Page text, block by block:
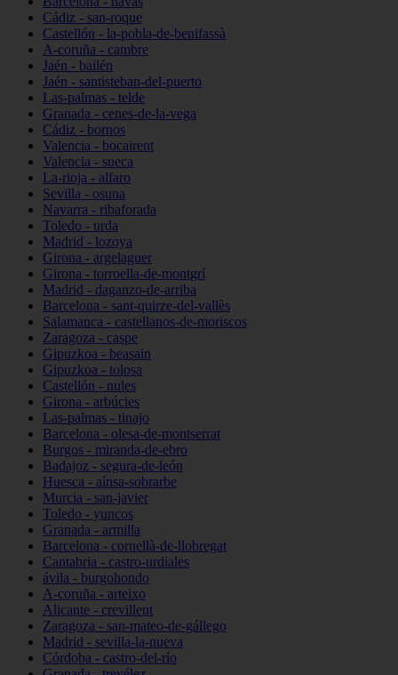
Cádiz - san-roque
Castellón - la-pobla-de-benifassà
A-coruña - cambre
Jaén - bailén
Jaén - santisteban-del-puerto
Las-palmas - telde
Granada - cenes-de-la-vega
Cádiz - bornos
Valencia - bocairent
Valencia - sueca
La-rioja - alfaro
Sevilla - osuna
Navarra - ribaforada
Toledo - urda
Madrid - lozoya
Girona - argelaguer
Girona - torroella-de-montgrí
Madrid - daganzo-de-arriba
Barcelona - sant-quirze-del-vallès
Salamanca - castellanos-de-moriscos
Zaragoza - caspe
Gipuzkoa - beasain
Gipuzkoa - tolosa
Castellón - nules
Girona - arbúcies
Las-palmas - tinajo
Barcelona - olesa-de-montserrat
Burgos - miranda-de-ebro
Badajoz - segura-de-león
Huesca - aínsa-sobrarbe
Murcia - san-javier
Toledo - yuncos
Granada - armilla
Barcelona - cornellà-de-llobregat
Cantabria - castro-urdiales
ávila - burgohondo
A-coruña - arteixo
Alicante - crevillent
Zaragoza - san-mateo-de-gállego
Madrid - sevilla-la-nueva
Córdoba - castro-del-río